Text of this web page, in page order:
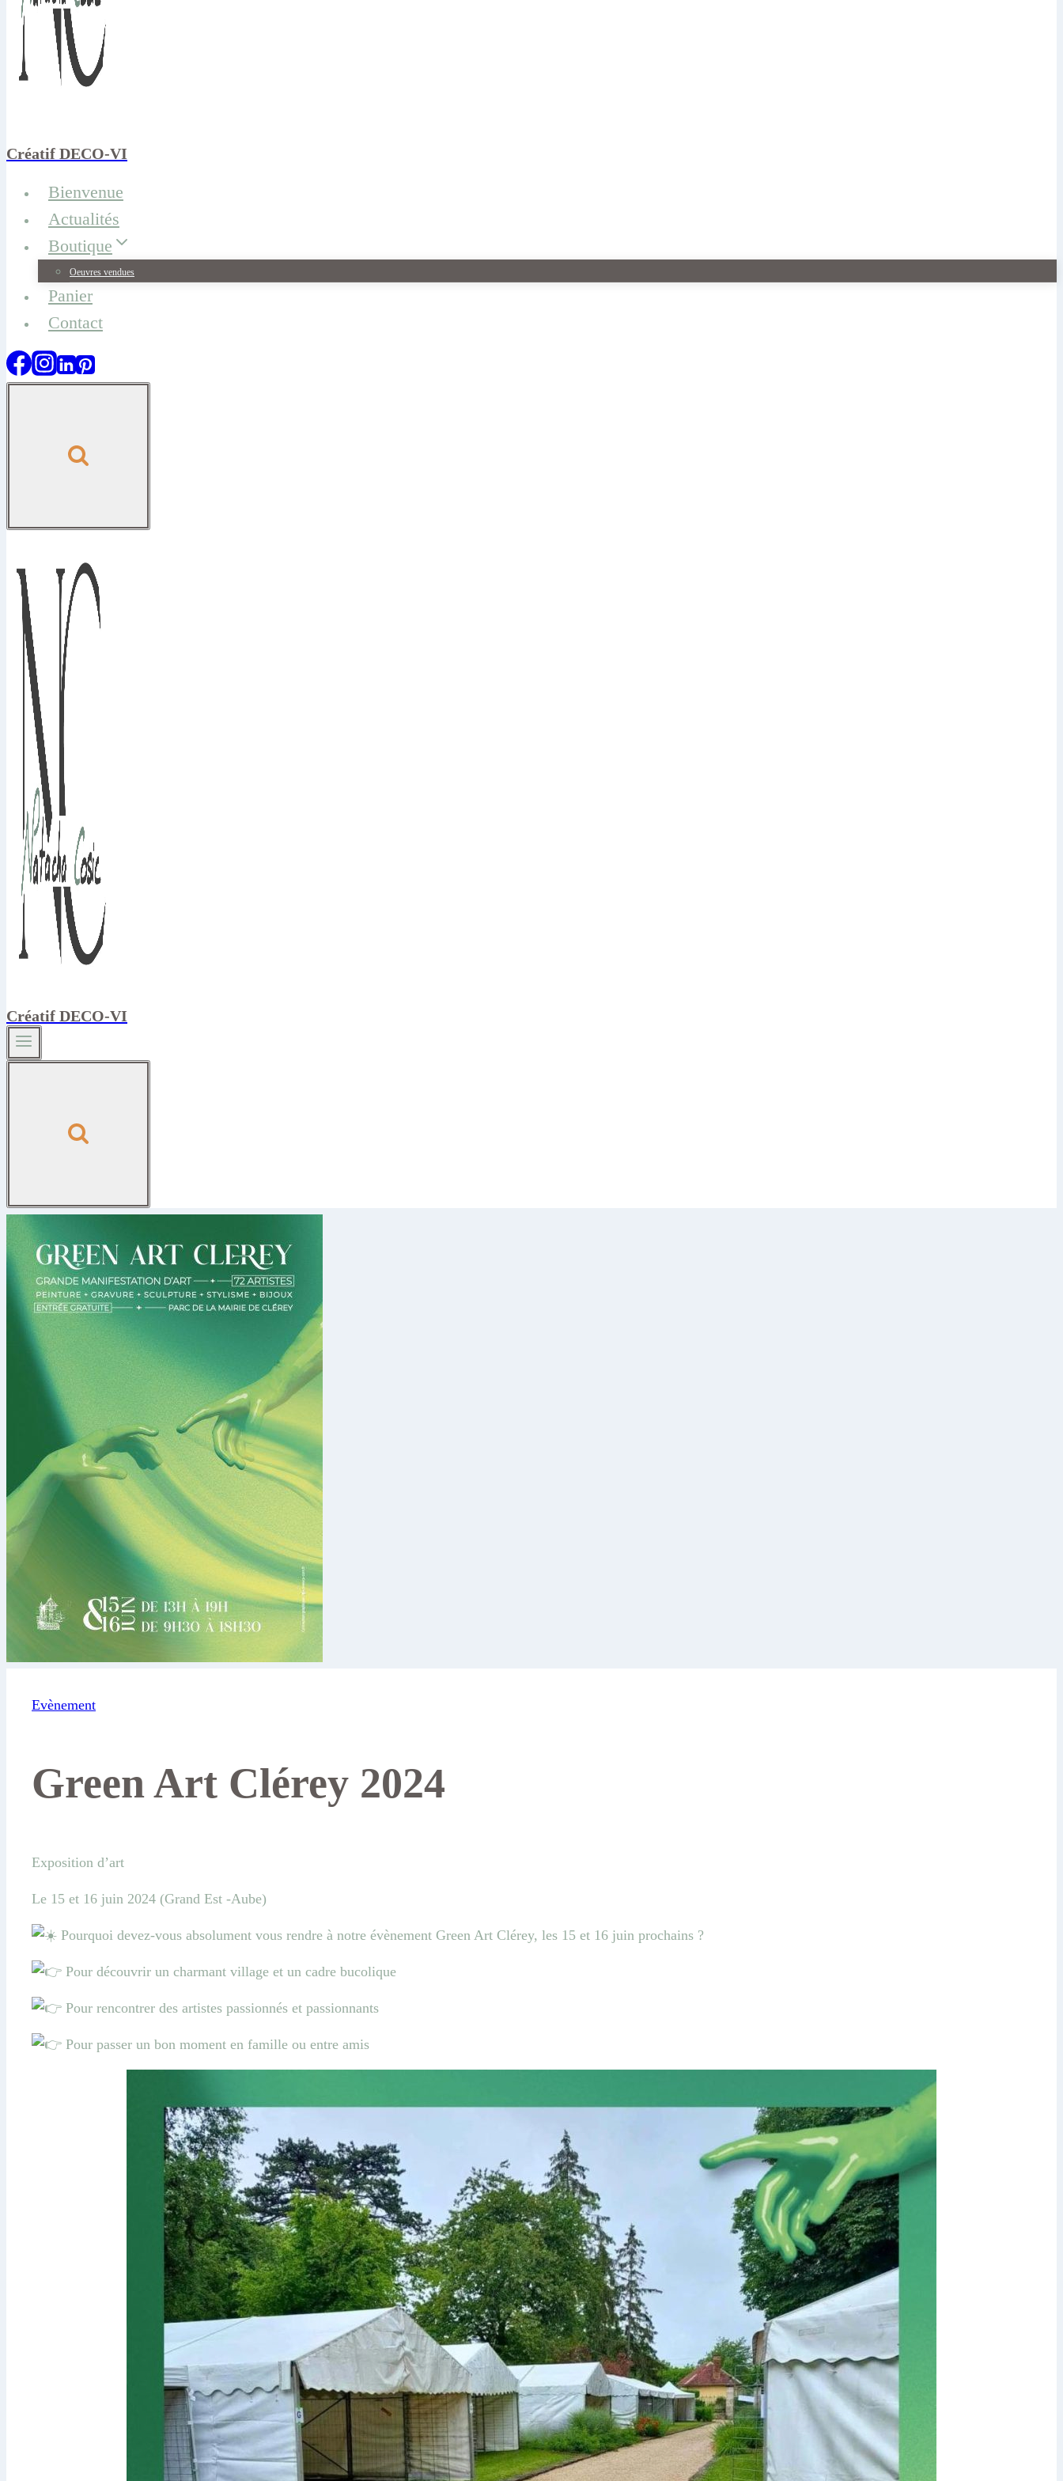
Créatif DECO-VI
Bienvenue
Actualités
Boutique
Oeuvres vendues
Panier
Contact
Créatif DECO-VI
Evènement
Green Art Clérey 2024
Exposition d’art
Le 15 et 16 juin 2024 (Grand Est -Aube)
Pourquoi devez-vous absolument vous rendre à notre évènement Green Art Clérey, les 15 et 16 juin prochains ?
Pour découvrir un charmant village et un cadre bucolique
Pour rencontrer des artistes passionnés et passionnants
Pour passer un bon moment en famille ou entre amis